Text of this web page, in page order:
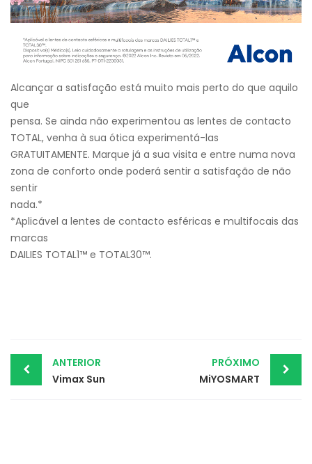
Alcançar a satisfação está muito mais perto do que aquilo
que
pensa. Se ainda não experimentou as lentes de contacto
TOTAL, venha à sua ótica experimentá-las
GRATUITAMENTE. Marque já a sua visita e entre numa nova
zona de conforto onde poderá sentir a satisfação de não
sentir
nada.*
*Aplicável a lentes de contacto esféricas e multifocais das
marcas
DAILIES TOTAL1™ e TOTAL30™.
Post
navigation
ANTERIOR
Vimax Sun
PRÓXIMO
MiYOSMART